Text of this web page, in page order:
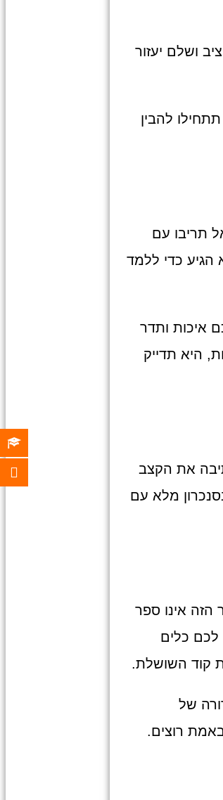
ושלם יעזור
להבין
תריבו עם
הגיע כדי ללמד
איכות ותדר
היא תדייק
את הקצב
מלא עם
הזה אינו ספר
לכם כלים
קוד השושלת.
של
רוצים.